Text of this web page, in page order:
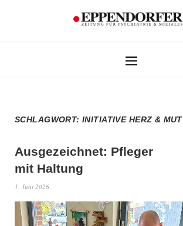
SCHLAGWORT:INITIATIVE HERZ & MUT
Ausgezeichnet: Pfleger
mit Haltung
1. Juni 2026